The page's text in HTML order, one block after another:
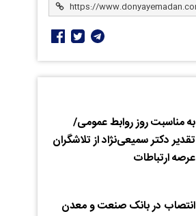
به مناسبت روز روابط عمومی/
تقدیر دکتر سمیعی‌نژاد از تلاشگران
عرصه ارتباطات
انتصاب در بانک صنعت و معدن